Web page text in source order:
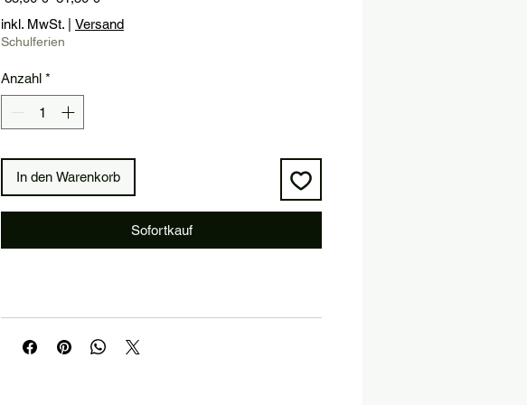
Preis
inkl. MwSt. Versand
Schulferien
Anzahl *
In den Warenkorb
Sofortkauf